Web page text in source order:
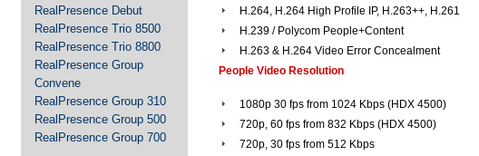
RealPresence Debut
RealPresence Trio 8500
RealPresence Trio 8800
RealPresence Group
Convene
RealPresence Group 310
RealPresence Group 500
RealPresence Group 700
H.264, H.264 High Profile IP, H.263++, H.261
H.239 / Polycom People+Content
H.263 & H.264 Video Error Concealment
People Video Resolution
1080p 30 fps from 1024 Kbps (HDX 4500)
720p, 60 fps from 832 Kbps (HDX 4500)
720p, 30 fps from 512 Kbps